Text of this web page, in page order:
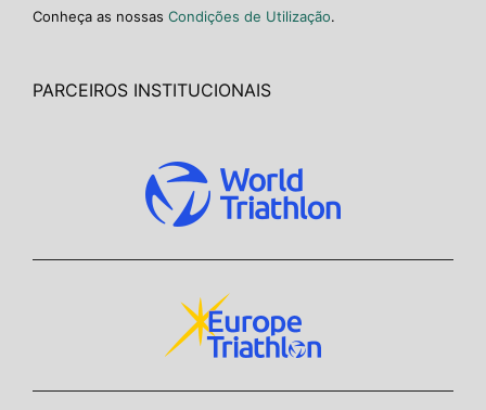
Conheça as nossas Condições de Utilização.
PARCEIROS INSTITUCIONAIS